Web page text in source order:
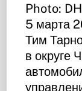
Photo:
5 марта
Тим
в округе